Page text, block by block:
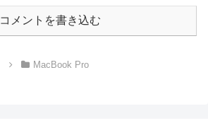
コメントを書き込む
MacBook Pro